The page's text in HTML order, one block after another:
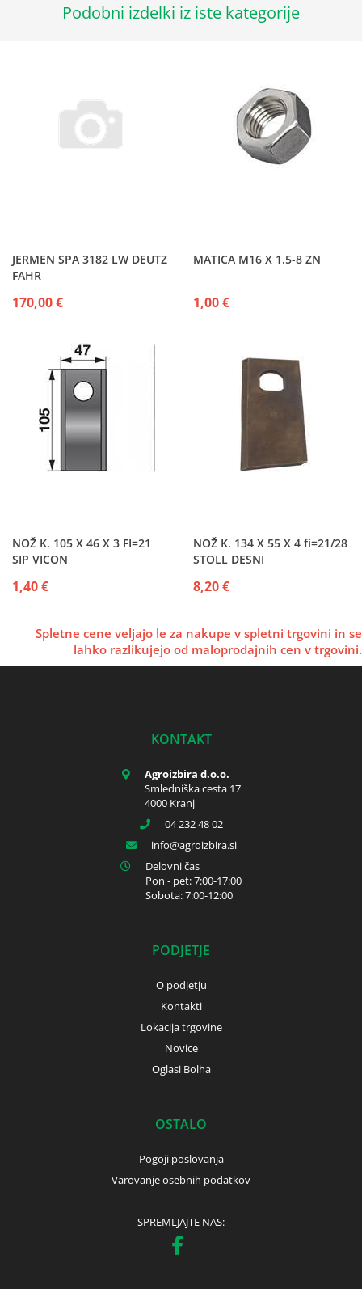
Podobni izdelki iz iste kategorije
JERMEN SPA 3182 LW DEUTZ
FAHR
170,00 €
MATICA M16 X 1.5-8 ZN
1,00 €
NOŽ K. 105 X 46 X 3 FI=21
SIP VICON
1,40 €
NOŽ K. 134 X 55 X 4 fi=21/28
STOLL DESNI
8,20 €
Spletne cene veljajo le za nakupe v spletni trgovini in se
lahko razlikujejo od maloprodajnih cen v trgovini.
KONTAKT
Agroizbira d.o.o.
Smledniška cesta 17
4000 Kranj
04 232 48 02
info
agroizbira.si
Delovni čas
Pon - pet: 7:00-17:00
Sobota: 7:00-12:00
PODJETJE
O podjetju
Kontakti
Lokacija trgovine
Novice
Oglasi Bolha
OSTALO
Pogoji poslovanja
Varovanje osebnih podatkov
SPREMLJAJTE NAS: